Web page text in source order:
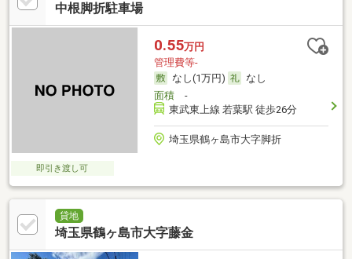
中根脚折駐車場
0.55万円
管理費等-
なし(1万円)
なし
面積-
東武東上線 若葉駅 徒歩26分
埼玉県鶴ヶ島市大字脚折
即引き渡し可
貸地
埼玉県鶴ヶ島市大字藤金